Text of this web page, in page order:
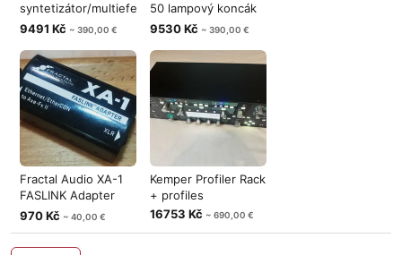
syntetizátor/multiefekt
Roland GR-55
9491 Kč ~ 390,00 €
50 lampový koncák
+ FRFR bo
9530 Kč ~ 390,00 €
Fractal Audio XA-1
FASLINK Adapter
(prevodník
970 Kč ~ 40,00 €
Kemper Profiler Rack
+ profiles
16753 Kč ~ 690,00 €